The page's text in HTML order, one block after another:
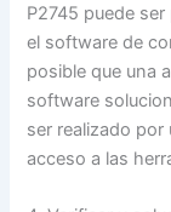
P2745 puede
el software de
posible que una
software
ser realizado por
acceso a las